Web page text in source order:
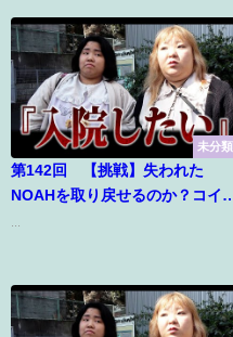
未分類
第142回 【挑戦】失われた
NOAHを取り戻せるのか？コイン